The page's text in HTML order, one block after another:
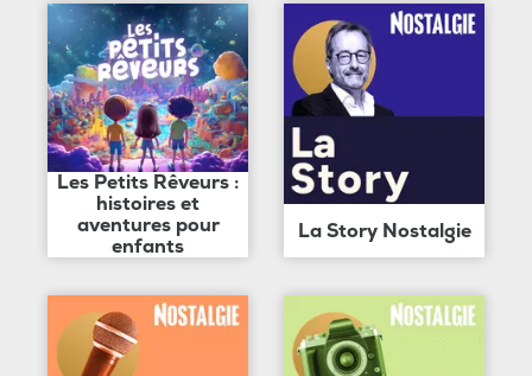
Les Petits Rêveurs :
histoires et
aventures pour
enfants
La Story Nostalgie